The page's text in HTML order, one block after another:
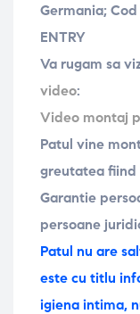
Germania;
ENTRY
Va rugam sa
video:
Video montaj
Patul vine
greutatea fiind
Garantie
persoane
Patul nu are
este cu titlu
igiena intima,